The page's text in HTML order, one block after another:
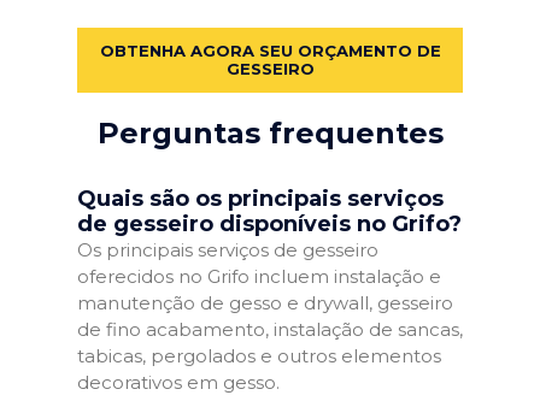
OBTENHA AGORA SEU ORÇAMENTO DE
GESSEIRO
Perguntas frequentes
Quais são os principais serviços
de gesseiro disponíveis no Grifo?
Os principais serviços de gesseiro
oferecidos no Grifo incluem instalação e
manutenção de gesso e drywall, gesseiro
de fino acabamento, instalação de sancas,
tabicas, pergolados e outros elementos
decorativos em gesso.